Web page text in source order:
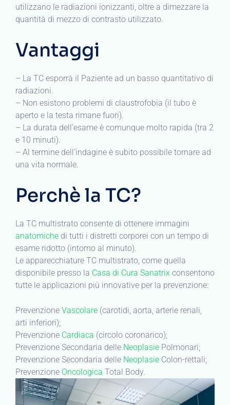
utilizzano le radiazioni ionizzanti, oltre a dimezzare la
quantità di mezzo di contrasto utilizzato.
Vantaggi
– La TC esporrà il Paziente ad un basso quantitativo di
radiazioni.
– Non esistono problemi di claustrofobia (il tubo è
aperto e la testa rimane fuori).
– La durata dell’esame è comunque molto rapida (tra 2
e 10 minuti).
– Al termine dell’indagine è subito possibile tornare ad
una vita normale.
Perchè la TC?
La TC multistrato consente di ottenere immagini
anatomiche di tutti i distretti corporei con un tempo di
esame ridotto (intorno al minuto).
Le apparecchiature TC multistrato, come quella
disponibile presso la Casa di Cura Sanatrix consentono
tutte le applicazioni più innovative per la prevenzione:
Prevenzione Vascolare (carotidi, aorta, arterie renali,
arti inferiori);
Prevenzione Cardiaca (circolo coronarico);
Prevenzione Secondaria delle Neoplasie Polmonari;
Prevenzione Secondaria delle Neoplasie Colon-rettali;
Prevenzione Oncologica Total Body.